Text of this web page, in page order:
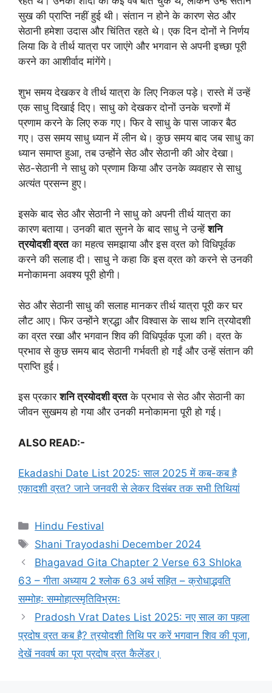
सुख की प्राप्ति नहीं हुई थी। संतान न होने के कारण सेठ और
सेठानी हमेशा उदास और चिंतित रहते थे। एक दिन दोनों ने निर्णय
लिया कि वे तीर्थ यात्रा पर जाएंगे और भगवान से अपनी इच्छा पूरी
करने का आशीर्वाद मांगेंगे।
शुभ समय देखकर वे तीर्थ यात्रा के लिए निकल पड़े। रास्ते में उन्हें
एक साधु दिखाई दिए। साधु को देखकर दोनों उनके चरणों में
प्रणाम करने के लिए रुक गए। फिर वे साधु के पास जाकर बैठ
गए। उस समय साधु ध्यान में लीन थे। कुछ समय बाद जब साधु का
ध्यान समाप्त हुआ, तब उन्होंने सेठ और सेठानी की ओर देखा।
सेठ-सेठानी ने साधु को प्रणाम किया और उनके व्यवहार से साधु
अत्यंत प्रसन्न हुए।
इसके बाद सेठ और सेठानी ने साधु को अपनी तीर्थ यात्रा का
कारण बताया। उनकी बात सुनने के बाद साधु ने उन्हेंशनि
त्रयोदशी व्रतका महत्व समझाया और इस व्रत को विधिपूर्वक
करने की सलाह दी। साधु ने कहा कि इस व्रत को करने से उनकी
मनोकामना अवश्य पूरी होगी।
सेठ और सेठानी साधु की सलाह मानकर तीर्थ यात्रा पूरी कर घर
लौट आए। फिर उन्होंने श्रद्धा और विश्वास के साथ शनि त्रयोदशी
का व्रत रखा और भगवान शिव की विधिपूर्वक पूजा की। व्रत के
प्रभाव से कुछ समय बाद सेठानी गर्भवती हो गईं और उन्हें संतान की
प्राप्ति हुई।
इस प्रकारशनि त्रयोदशी व्रतके प्रभाव से सेठ और सेठानी का
जीवन सुखमय हो गया और उनकी मनोकामना पूरी हो गई।
ALSO READ:-
Ekadashi Date List 2025: साल 2025 में कब-कब है
एकादशी व्रत? जाने जनवरी से लेकर दिसंबर तक सभी तिथियां
C
a
e
g
o
r
i
s
Hindu Festival
T
a
s
Shani Trayodashi December 2024
Bhagavad Gita Chapter 2 Verse 63 Shloka
63 – गीता अध्याय 2 श्लोक 63 अर्थ सहित – क्रोधाद्भवति
सम्मोहः सम्मोहात्स्मृतिविभ्रमः
Pradosh Vrat Dates List 2025: नए साल का पहला
प्रदोष व्रत कब है? त्रयोदशी तिथि पर करें भगवान शिव की पूजा,
देखें नववर्ष का पूरा प्रदोष व्रत कैलेंडर।